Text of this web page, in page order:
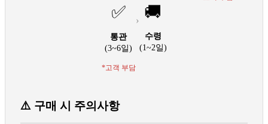
✅
통관
(3~6일)
*고객 부담
› 🚚
수령
(1~2일)
⚠️ 구매 시 주의사항